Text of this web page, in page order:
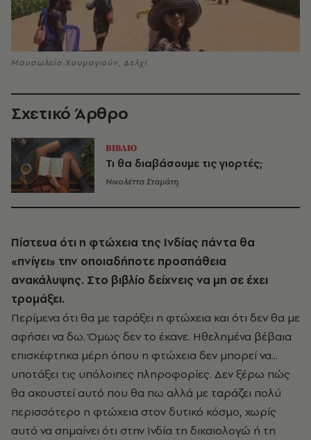
Μαυσωλείο Χουμαγιούν, Δελχί
Σχετικό Άρθρο
ΒΙΒΛΙΟ
Τι θα διαβάσουμε τις γιορτές;
Νικολέττα Σταμάτη
Πίστευα ότι η φτώχεια της Ινδίας πάντα θα
«πνίγει» την οποιαδήποτε προσπάθεια
ανακάλυψης. Στο βιβλίο δείχνεις να μη σε έχει
τρομάξει.
Περίμενα ότι θα με ταράξει η φτώχεια και ότι δεν θα με
αφήσει να δω. Όμως δεν το έκανε. Ηθελημένα βέβαια
επισκέφτηκα μέρη όπου η φτώχεια δεν μπορεί να...
υποτάξει τις υπόλοιπες πληροφορίες. Δεν ξέρω πώς
θα ακουστεί αυτό που θα πω αλλά με ταράζει πολύ
περισσότερο η φτώχεια στον δυτικό κόσμο, χωρίς
αυτό να σημαίνει ότι στην Ινδία τη δικαιολογώ ή τη